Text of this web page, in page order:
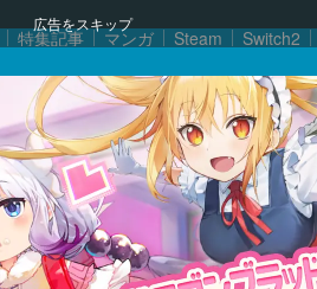
広告をスキップ
特集記事 マンガ Steam Switch2